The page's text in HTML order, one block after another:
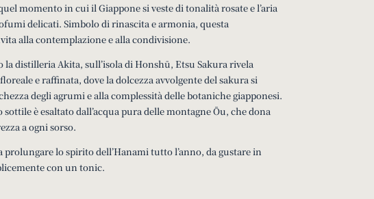
momento in cui il Giappone si veste di tonalità rosate e l’aria
delicati. Simbolo di rinascita e armonia, questa
alla contemplazione e alla condivisione.
la distilleria Akita, sull’isola di Honshū, Etsu Sakura rivela
e raffinata, dove la dolcezza avvolgente del sakura si
degli agrumi e alla complessità delle botaniche giapponesi.
è esaltato dall’acqua pura delle montagne Ōu, che dona
a ogni sorso.
prolungare lo spirito dell’Hanami tutto l’anno, da gustare in
con un tonic.